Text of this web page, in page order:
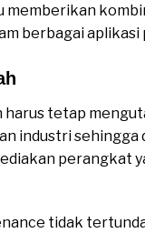
memberikan
berbagai aplikasi
harus tetap
industri sehingga
perangkat
tidak